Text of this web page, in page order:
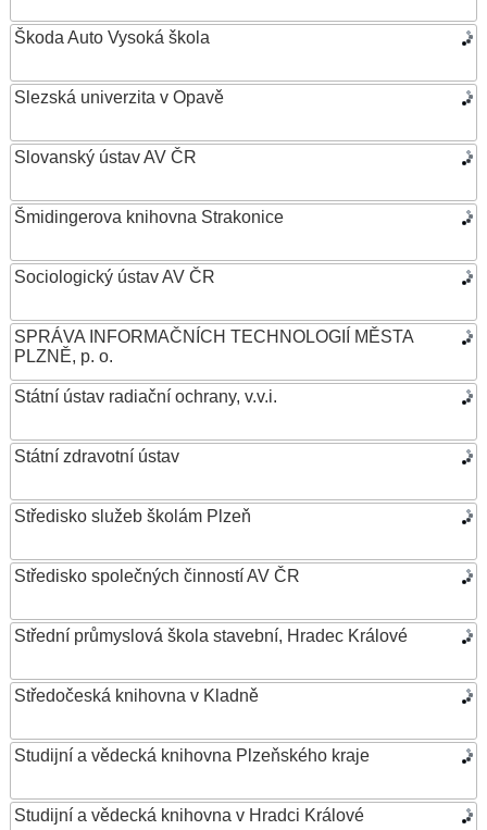
Škoda Auto Vysoká škola
Slezská univerzita v Opavě
Slovanský ústav AV ČR
Šmidingerova knihovna Strakonice
Sociologický ústav AV ČR
SPRÁVA INFORMAČNÍCH TECHNOLOGIÍ MĚSTA
PLZNĚ, p. o.
Státní ústav radiační ochrany, v.v.i.
Státní zdravotní ústav
Středisko služeb školám Plzeň
Středisko společných činností AV ČR
Střední průmyslová škola stavební, Hradec Králové
Středočeská knihovna v Kladně
Studijní a vědecká knihovna Plzeňského kraje
Studijní a vědecká knihovna v Hradci Králové